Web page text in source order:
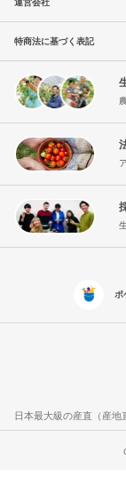
特商法に基づく表記
ポ
日本最大級の産直（産地